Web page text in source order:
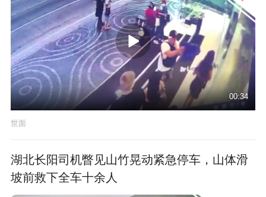
00:34
世面
湖北长阳司机瞥见山竹晃动紧急停车，山体滑
坡前救下全车十余人